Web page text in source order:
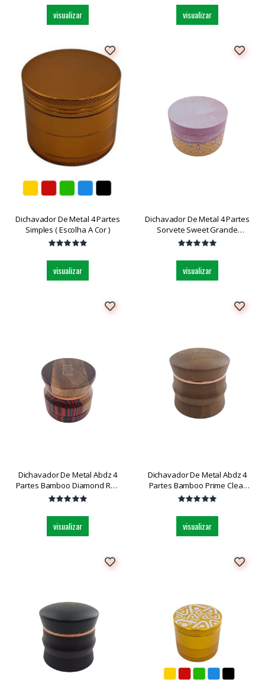
visualizar visualizar
Dichavador De Metal 4 Partes
Simples ( Escolha A Cor )
visualizar
Dichavador De Metal 4 Partes
Sorvete Sweet Grande
Dk5130bm-4 Und
visualizar
Dichavador De Metal Abdz 4
Partes Bamboo Diamond Red
Dark Dk5156-41 Grande Und
visualizar
Dichavador De Metal Abdz 4
Partes Bamboo Prime Clear
Dk5155-41 Grande Und
visualizar